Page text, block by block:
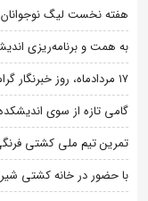
هفته نخست لیگ نوجوانان
به همت و برنامه‌ریزی
۱۷ مردادماه، روز خبرنگار گرامی باد؛
گامی تازه از سوی
تمرین تیم ملی کشتی
با حضور در خانه کشتی